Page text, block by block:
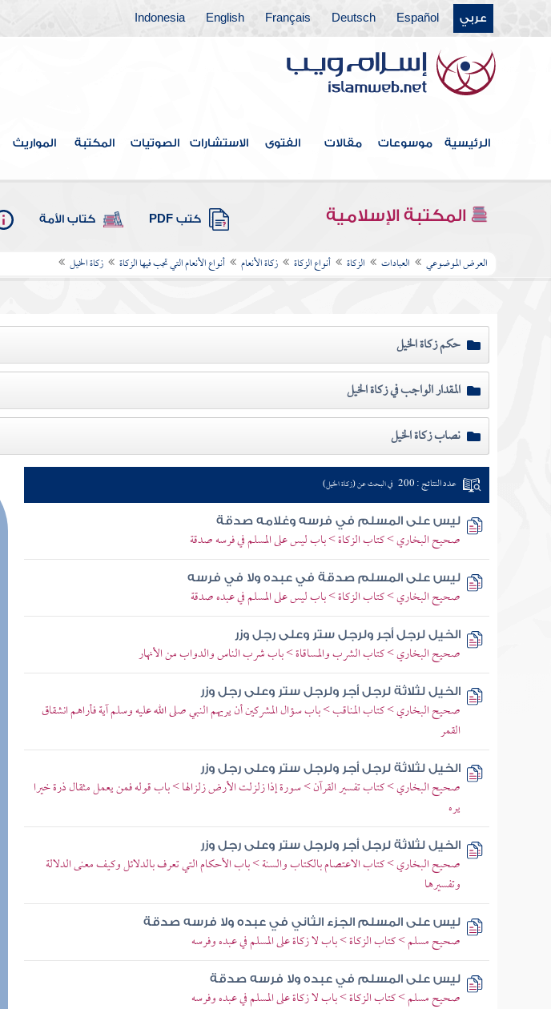
عربي Español
Deutsch
Français
English
Indonesia
الرئيسية موسوعات مقالات الفتوى الاستشارات الصوتيات المكتبة المواريث
المكتبة الإسلامية كتب PDF كتاب الأمة
العرض الموضوعي العبادات الزكاة أنواع الزكاة زكاة الأنعام أنواع الأنعام التي تجب فيها الزكاة زكاة الخيل
حكم زكاة الخيل
المقدار الواجب في زكاة الخيل
نصاب زكاة الخيل
عدد النتائج : 200 في البحث عن (زكاة الخيل)
ليس على المسلم في فرسه وغلامه صدقة
صحيح البخاري > كتاب الزكاة > باب ليس على المسلم في فرسه صدقة
ليس على المسلم صدقة في عبده ولا في فرسه
صحيح البخاري > كتاب الزكاة > باب ليس على المسلم في عبده صدقة
الخيل لرجل أجر ولرجل ستر وعلى رجل وزر
صحيح البخاري > كتاب الشرب والمساقاة > باب شرب الناس والدواب من الأنهار
الخيل لثلاثة لرجل أجر ولرجل ستر وعلى رجل وزر
صحيح البخاري > كتاب المناقب > باب سؤال المشركين أن يريهم النبي صلى الله عليه وسلم آية فأراهم انشقاق
القمر
الخيل لثلاثة لرجل أجر ولرجل ستر وعلى رجل وزر
صحيح البخاري > كتاب تفسير القرآن > سورة إذا زلزلت الأرض زلزالها > باب قوله فمن يعمل مثقال ذرة خيرا
يره
الخيل لثلاثة لرجل أجر ولرجل ستر وعلى رجل وزر
صحيح البخاري > كتاب الاعتصام بالكتاب والسنة > باب الأحكام التي تعرف بالدلائل وكيف معنى الدلالة
وتفسيرها
ليس على المسلم الجزء الثاني في عبده ولا فرسه صدقة
صحيح مسلم > كتاب الزكاة > باب لا زكاة على المسلم في عبده وفرسه
ليس على المسلم في عبده ولا فرسه صدقة
صحيح مسلم > كتاب الزكاة > باب لا زكاة على المسلم في عبده وفرسه